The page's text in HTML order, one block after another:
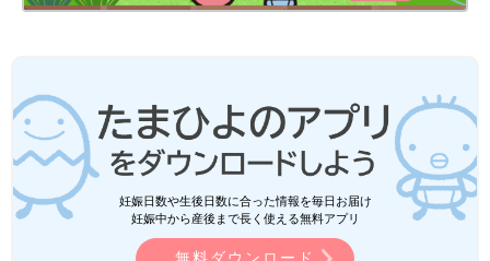
妊娠日数や生後日数に合った情報を毎日お届け
妊娠中から産後まで長く使える無料アプリ